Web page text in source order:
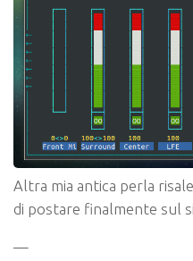
Altra mia antica perla
di postare finalmente sul
—